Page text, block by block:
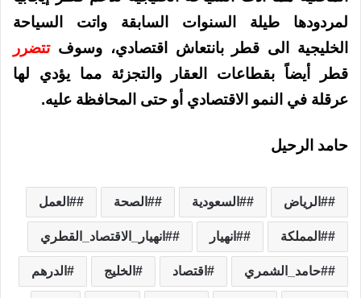
لمردودها طيلة السنوات السابقة واتت السياحة
الخليجية الى قطر بانتعاش اقتصادي، وسوفتتضرر
قطر أيضاً بقطاعات العقار والتجزئة مما يؤدي لها
عرقلة في النمو الاقتصادي أو حتى المحافظة عليه.
حامد الرحيل
#الرياض #السعودية #الصحة #العمل
#المملكة #انهيار #انهيار_الاقتصاد_القطري
#حامد_الشمري اقتصاد الخليج الدرهم